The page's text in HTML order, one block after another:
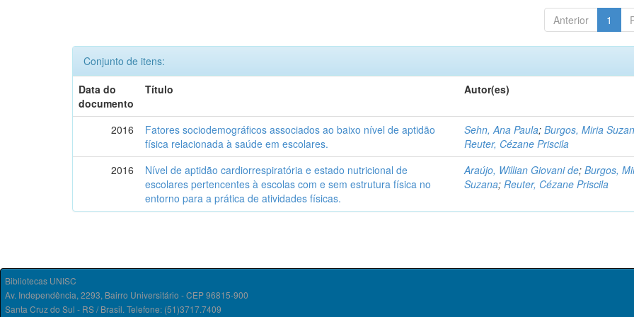
Anterior 1
Conjunto de itens:
Data do
documento
Título Autor(es)
2016
Fatores sociodemográficos associados ao baixo nível de aptidão
física relacionada à saúde em escolares.
Sehn, Ana Paula;Burgos, Miria
Reuter, Cézane Priscila
2016
Nível de aptidão cardiorrespiratória e estado nutricional de
escolares pertencentes à escolas com e sem estrutura física no
entorno para a prática de atividades físicas.
Araújo, Willian Giovani de;Burgos,
Suzana;Reuter, Cézane Priscila
Bibliotecas UNISC
Av. Independência, 2293, Bairro Universitário - CEP 96815-900
Santa Cruz do Sul - RS / Brasil. Telefone: (51)3717.7409